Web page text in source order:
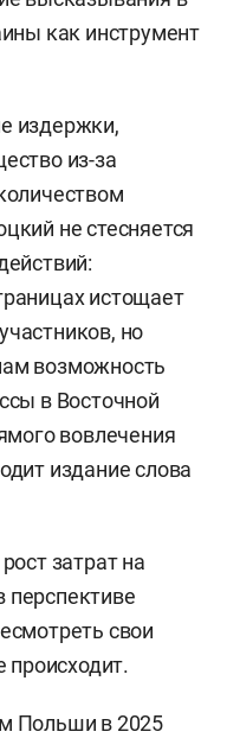
как инструмент
издержки,
из-за
не стесняется
истощает
но
возможность
в Восточной
вовлечения
издание слова
затрат на
свои
происходит.
Польши в 2025